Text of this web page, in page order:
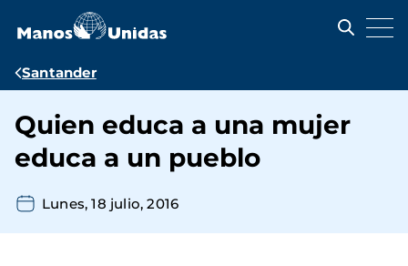
contenido
Ruta
navegación
Santander
Quien educa a una mujer
educa a un pueblo
Lunes, 18 julio, 2016